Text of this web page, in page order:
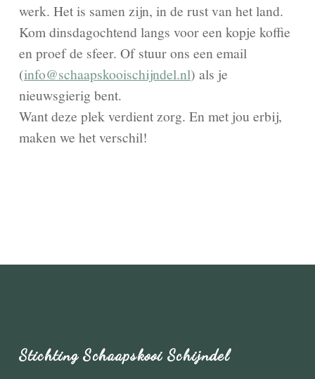
werk. Het is samen zijn, in de rust van het land.
Kom dinsdagochtend langs voor een kopje koffie
en proef de sfeer. Of stuur ons een email
(info@schaapskooischijndel.nl) als je
nieuwsgierig bent.
Want deze plek verdient zorg. En met jou erbij,
maken we het verschil!
Stichting Schaapskooi Schijndel